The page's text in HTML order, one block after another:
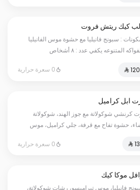
كيك ريتش فروت
: سبونج فانيليا مع حشوة موس الفانيليا
المتنوعه يكفي عدد : ٨ أشخاص
0 سعرة حرارية
ابل كراميل
كرنشي شوكولاتة مع جوز الهند، شوكولاتة
حشوة تفاح مع قرفة، جلي كراميل، موس
0 سعرة حرارية
موكا كيك
فانيليا، موس تيراميسو، رشات شوكولاتة،